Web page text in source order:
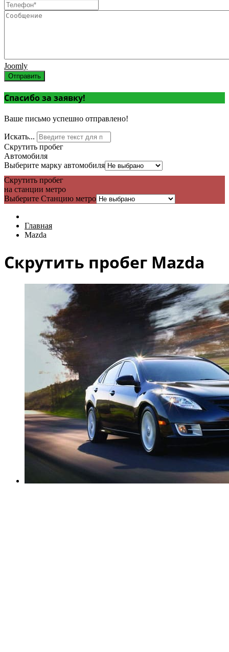
Joomly
Отправить
Спасибо за заявку!
Ваше письмо успешно отправлено!
Искать...
Скрутить пробег
Автомобиля
Выберите марку автомобиля
Скрутить пробег
на станции метро
Выберите Станцию метро
Главная
Mazda
Скрутить пробег Mazda